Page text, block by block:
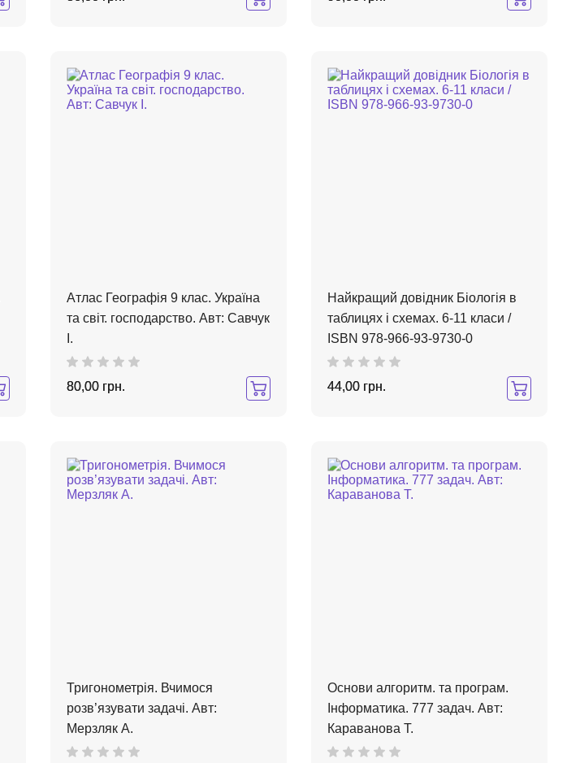
Атлас Географія 9 клас. Україна
та світ. господарство. Авт: Савчук
І.
80,00 грн.
Найкращий довідник Біологія в
таблицях і схемах. 6-11 класи /
ISBN 978-966-93-9730-0
44,00 грн.
Тригонометрія. Вчимося
розв’язувати задачі. Авт:
Мерзляк А.
Основи алгоритм. та програм.
Інформатика. 777 задач. Авт:
Караванова Т.